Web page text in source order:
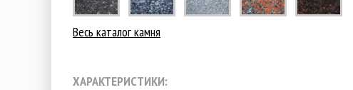
Весь каталог камня
ХАРАКТЕРИСТИКИ: